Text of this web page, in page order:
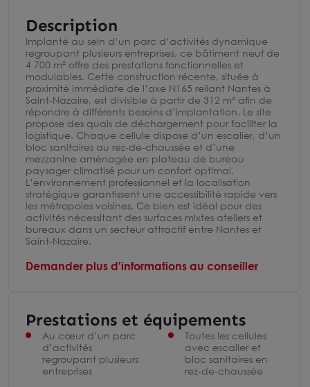
Description
Implanté au sein d’un parc d’activités dynamique
regroupant plusieurs entreprises, ce bâtiment neuf de
4 700 m² offre des prestations fonctionnelles et
modulables. Cette construction récente, située à
proximité immédiate de l’axe N165 reliant Nantes à
Saint-Nazaire, est divisible à partir de 312 m² afin de
répondre à différents besoins d’implantation. Le site
propose des quais de déchargement pour faciliter la
logistique. Chaque cellule dispose d’un escalier, d’un
bloc sanitaires au rez-de-chaussée et d’une
mezzanine aménagée en plateau de bureau
paysager climatisé pour un confort optimal.
L’environnement professionnel et la localisation
stratégique garantissent une accessibilité rapide vers
les métropoles voisines. Ce bien est idéal pour des
activités nécessitant des surfaces mixtes ateliers et
bureaux dans un secteur attractif entre Nantes et
Saint-Nazaire.
Demander plus d'informations au conseiller
Prestations et équipements
Au cœur d’un parc
d’activités
regroupant plusieurs
entreprises
Toutes les cellules
avec escalier et
bloc sanitaires en
rez-de-chaussée